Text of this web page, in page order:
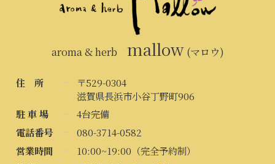
aroma & herb mallow(マロウ)
住 所
〒529-0304
滋賀県長浜市小谷丁野町906
駐 車 場
4台完備
電話番号
080-3714-0582
営業時間
10:00~19:00（完全予約制）